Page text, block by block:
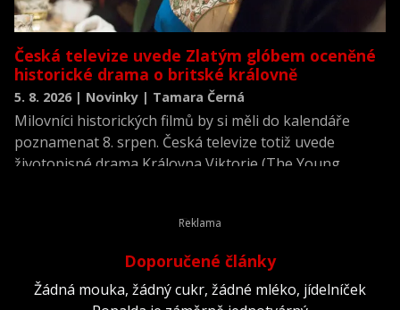
Česká televize uvede Zlatým glóbem oceněné
historické drama o britské královně
5. 8. 2026 | Novinky | Tamara Černá
Milovníci historických filmů by si měli do kalendáře
poznamenat 8. srpen. Česká televize totiž uvede
životopisné drama Královna Viktorie (The Young
Doporučené články
Žádná mouka, žádný cukr, žádné mléko, jídelníček